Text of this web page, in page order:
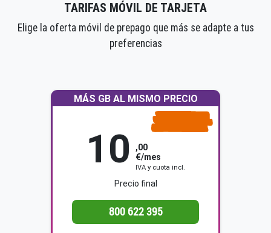
TARIFAS MÓVIL DE TARJETA
Elige la oferta móvil de prepago que más se adapte a tus
preferencias
MÁS GB AL MISMO PRECIO
10
,00
€/mes
IVA y cuota incl.
Precio final
800 622 395